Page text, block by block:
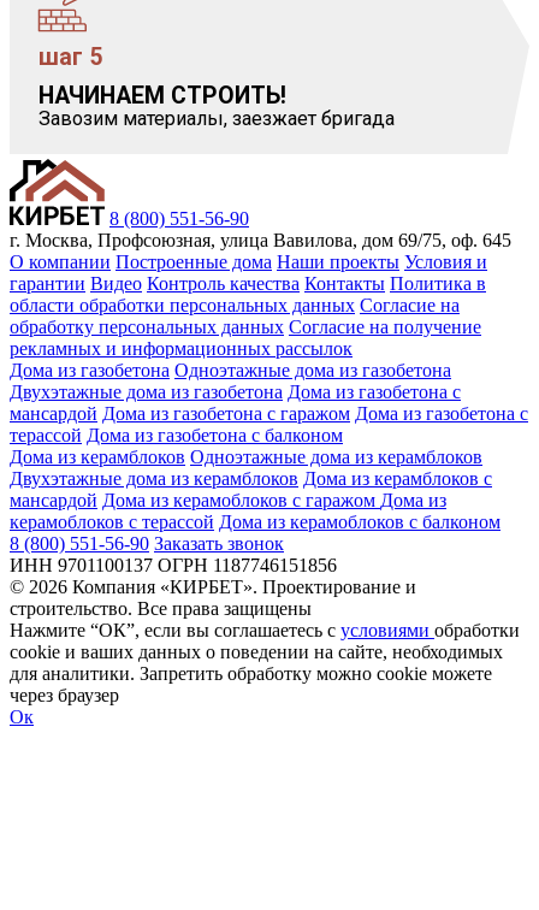
НАЧИНАЕМ СТРОИТЬ!
Завозим материалы, заезжает бригада
шаг 5
8 (800) 551-56-90
г. Москва, Профсоюзная, улица Вавилова, дом 69/75, оф. 645
О компании Построенные дома Наши проекты Условия и
гарантии Видео Контроль качества Контакты Политика в
области обработки персональных данных Согласие на
обработку персональных данных Согласие на получение
рекламных и информационных рассылок
Дома из газобетона Одноэтажные дома из газобетона
Двухэтажные дома из газобетона Дома из газобетона с
мансардой Дома из газобетона с гаражом Дома из газобетона с
терассой Дома из газобетона с балконом
Дома из керамблоков Одноэтажные дома из керамблоков
Двухэтажные дома из керамблоков Дома из керамблоков с
мансардой Дома из керамоблоков с гаражом Дома из
керамоблоков с терассой Дома из керамоблоков с балконом
8 (800) 551-56-90 Заказать звонок
ИНН 9701100137 ОГРН 1187746151856
© 2026 Компания «КИРБЕТ». Проектирование и
строительство. Все права защищены
Нажмите “ОК”, если вы соглашаетесь с условиями обработки
cookie и ваших данных о поведении на сайте, необходимых
для аналитики. Запретить обработку можно cookie можете
через браузер
Ок